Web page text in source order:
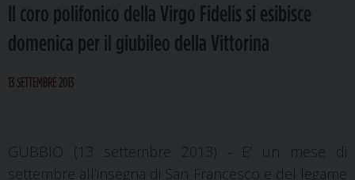
Il coro polifonico della Virgo Fidelis si esibisce
domenica per il giubileo della Vittorina
13 SETTEMBRE 2013
GUBBIO (13 settembre 2013)
E’ un mese di
settembre all’insegna di San Francesco e del legame